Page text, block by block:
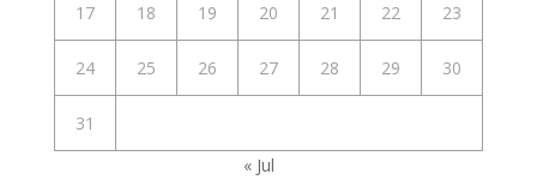
17 18 19 20 21 22 23
24 25 26 27 28 29 30
31
« Jul